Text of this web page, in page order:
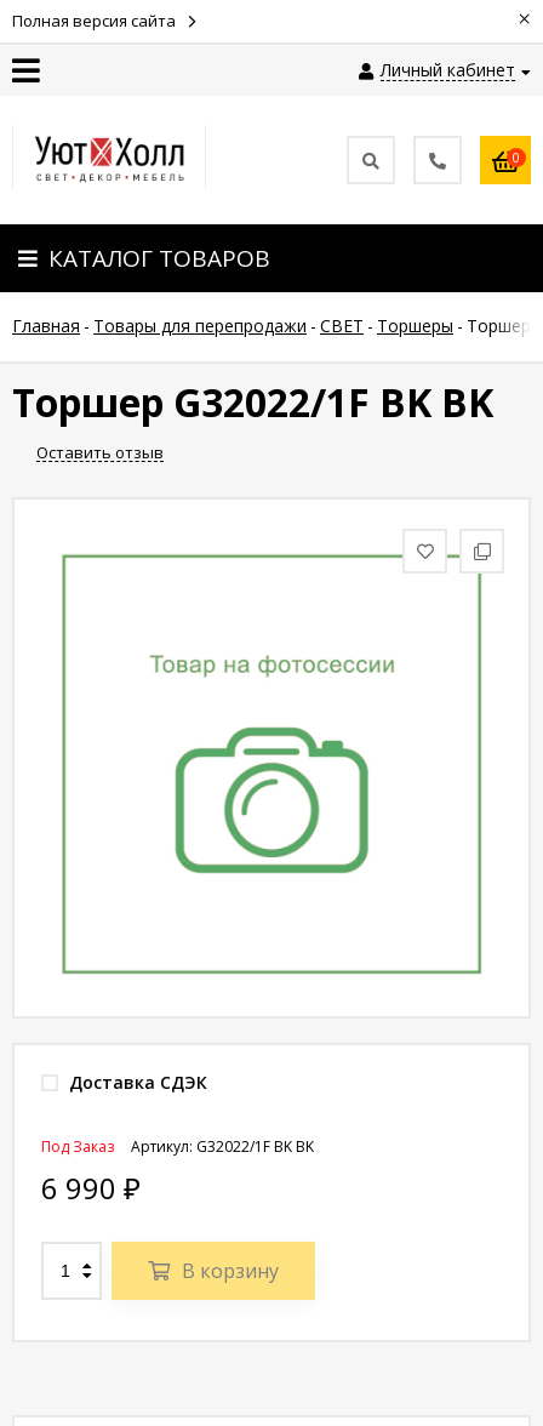
Полная версия сайта ×
Личный кабинет
Оплата
Доставка
Гарантия
возврат
Новости
статьи
0
КАТАЛОГ ТОВАРОВ
Главная - Товары для перепродажи - СВЕТ - Торшеры - Торшер
Торшер G32022/1F BK BK
Оставить отзыв
Доставка СДЭК
Артикул: G32022/1F BK BK
Под Заказ
6 990 ₽
В корзину